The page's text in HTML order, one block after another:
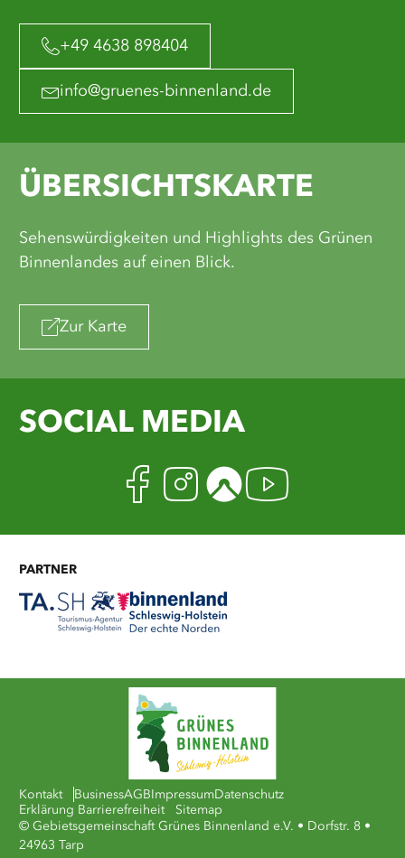
+49 4638 898404
info@gruenes-binnenland.de
ÜBERSICHTSKARTE
Sehenswürdigkeiten und Highlights des Grünen
Binnenlandes auf einen Blick.
Zur Karte
SOCIAL MEDIA
Facebook
Instagram
Komoot
PARTNER
Kontakt BusinessAGB ImpressumDatenschutz
Erklärung Barrierefreiheit
Sitemap
© Gebietsgemeinschaft Grünes Binnenland e.V. • Dorfstr. 8 •
24963 Tarp